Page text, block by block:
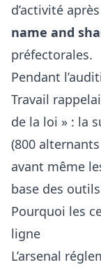
d’activité
name and
préfectorales.
Pendant
Travail
de la loi » : la
(800
avant même
base des
Pourquoi les
ligne
L’arsenal